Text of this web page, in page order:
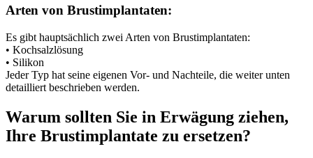
Arten von Brustimplantaten:
Es gibt hauptsächlich zwei Arten von Brustimplantaten:
• Kochsalzlösung
• Silikon
Jeder Typ hat seine eigenen Vor- und Nachteile, die weiter unten
detailliert beschrieben werden.
Warum sollten Sie in Erwägung ziehen,
Ihre Brustimplantate zu ersetzen?